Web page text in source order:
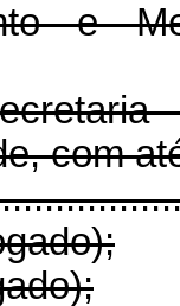
e
com